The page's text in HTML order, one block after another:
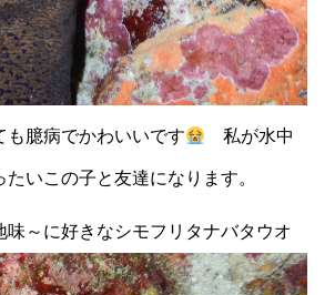
も臆病でかわいいです 私が水中
いこの子と友達になります。
味～に好きなシモフリタナバタウオ